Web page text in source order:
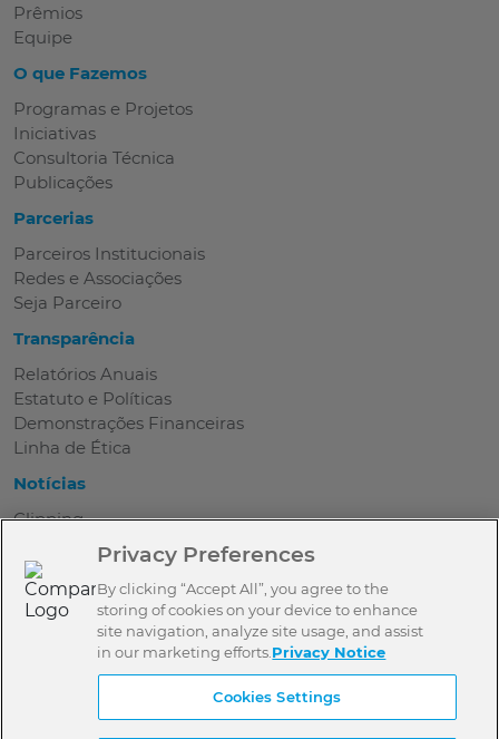
Prêmios
Equipe
O que Fazemos
Programas e Projetos
Iniciativas
Consultoria Técnica
Publicações
Parcerias
Parceiros Institucionais
Redes e Associações
Seja Parceiro
Transparência
Relatórios Anuais
Estatuto e Políticas
Demonstrações Financeiras
Linha de Ética
Notícias
Clipping
Perguntas Frequentes
Onde Estamos
Trabalhe Conosco
Seja Parceiro
Privacy Preferences
By clicking “Accept All”, you agree to the
storing of cookies on your device to enhance
site navigation, analyze site usage, and assist
in our marketing efforts. Privacy Notice
Cookies Settings